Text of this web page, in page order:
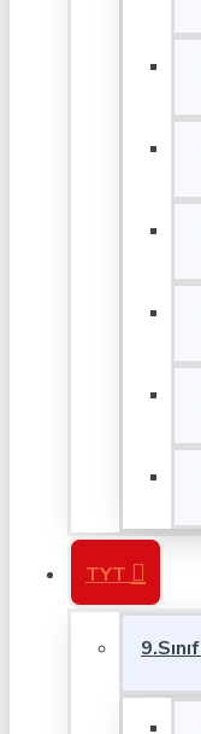
TYT
9.Sınıf